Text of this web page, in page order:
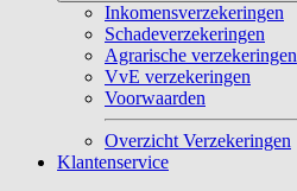
Inkomensverzekeringen
Schadeverzekeringen
Agrarische verzekeringen
VvE verzekeringen
Voorwaarden
Overzicht Verzekeringen
Klantenservice